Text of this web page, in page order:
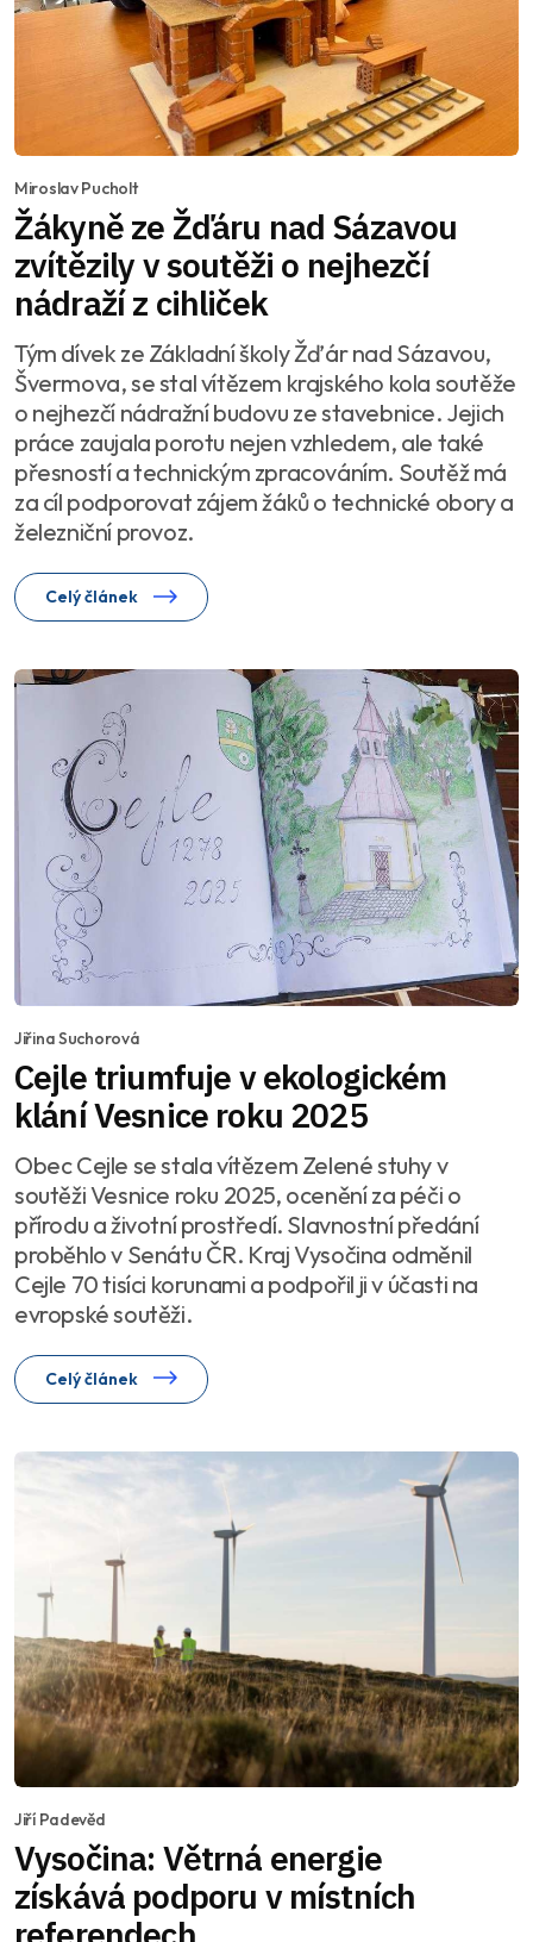
Miroslav Pucholt
Žákyně ze Žďáru nad Sázavou
zvítězily v soutěži o nejhezčí
nádraží z cihliček
Tým dívek ze Základní školy Žďár nad Sázavou,
Švermova, se stal vítězem krajského kola soutěže
o nejhezčí nádražní budovu ze stavebnice. Jejich
práce zaujala porotu nejen vzhledem, ale také
přesností a technickým zpracováním. Soutěž má
za cíl podporovat zájem žáků o technické obory a
železniční provoz.
Celý článek
Jiřina Suchorová
Cejle triumfuje v ekologickém
klání Vesnice roku 2025
Obec Cejle se stala vítězem Zelené stuhy v
soutěži Vesnice roku 2025, ocenění za péči o
přírodu a životní prostředí. Slavnostní předání
proběhlo v Senátu ČR. Kraj Vysočina odměnil
Cejle 70 tisíci korunami a podpořil ji v účasti na
evropské soutěži.
Celý článek
Jiří Padevěd
Vysočina: Větrná energie
získává podporu v místních